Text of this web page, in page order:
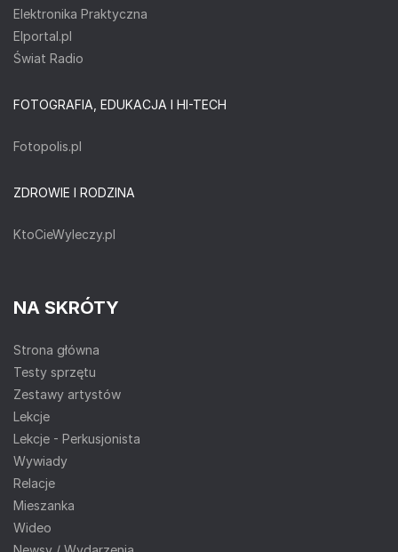
Elektronika Praktyczna
Elportal.pl
Świat Radio
FOTOGRAFIA, EDUKACJA I HI-TECH
Fotopolis.pl
ZDROWIE I RODZINA
KtoCieWyleczy.pl
NA SKRÓTY
Strona główna
Testy sprzętu
Zestawy artystów
Lekcje
Lekcje - Perkusjonista
Wywiady
Relacje
Mieszanka
Wideo